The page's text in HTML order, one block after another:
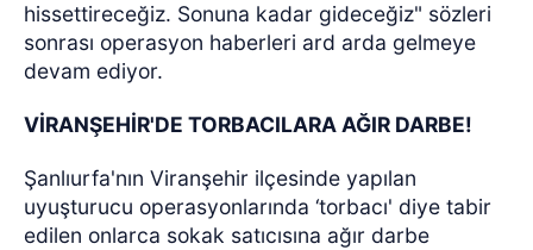
hissettireceğiz. Sonuna kadar gideceğiz" sözleri
sonrası operasyon haberleri ard arda gelmeye
devam ediyor.
VİRANŞEHİR'DE TORBACILARA AĞIR DARBE!
Şanlıurfa'nın Viranşehir ilçesinde yapılan
uyuşturucu operasyonlarında ‘torbacı' diye tabir
edilen onlarca sokak satıcısına ağır darbe